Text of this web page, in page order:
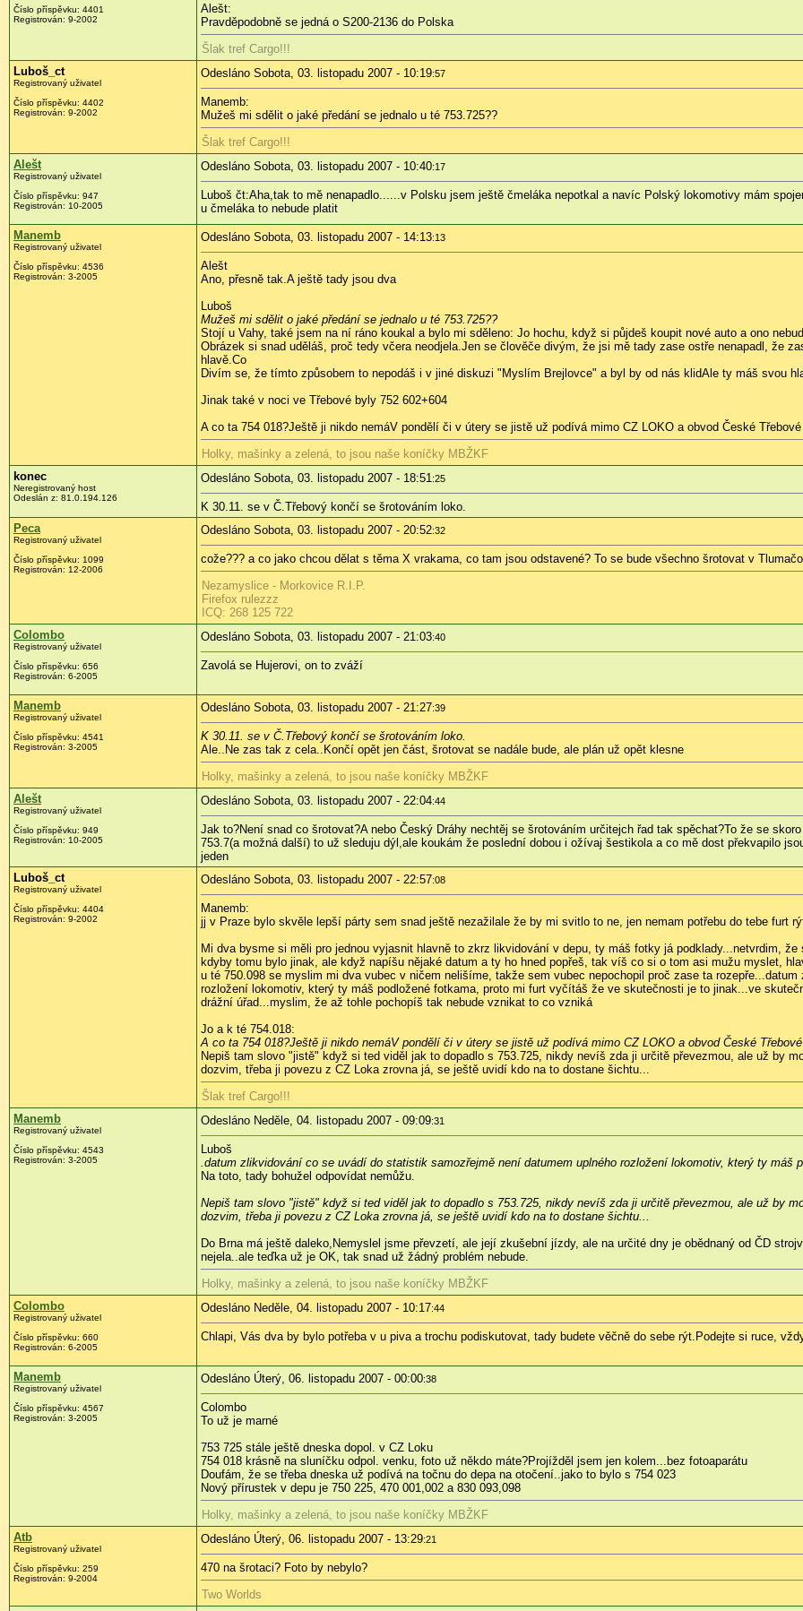
Číslo příspěvku: 4401
Registrován: 9-2002
Alešt:
Pravděpodobně se jedná o S200-2136 do Polska
Šlak tref Cargo!!!
Luboš_ct
Registrovaný uživatel
Číslo příspěvku: 4402
Registrován: 9-2002
Odesláno Sobota, 03. listopadu 2007 - 10:19:57
Manemb:
Mužeš mi sdělit o jaké předání se jednalo u té 753.725??
Šlak tref Cargo!!!
Alešt
Registrovaný uživatel
Číslo příspěvku: 947
Registrován: 10-2005
Odesláno Sobota, 03. listopadu 2007 - 10:40:17
Luboš čt:Aha,tak to mě nenapadlo......v Polsku jsem ještě čmeláka nepotkal a navíc Polský lokomotivy mám
u čmeláka to nebude platit
Manemb
Registrovaný uživatel
Číslo příspěvku: 4536
Registrován: 3-2005
Odesláno Sobota, 03. listopadu 2007 - 14:13:13
Alešt
Ano, přesně tak.A ještě tady jsou dva
Luboš
Mužeš mi sdělit o jaké předání se jednalo u té 753.725??
Stojí u Vahy, také jsem na ní ráno koukal a bylo mi sděleno: Jo hochu, když si půjdeš koupit nové auto a ono
Obrázek si snad uděláš, proč tedy včera neodjela.Jen se člověče divým, že jsi mě tady zase ostře nenapadl, že
hlavě.Co
Divím se, že tímto způsobem to nepodáš i v jiné diskuzi "Myslím Brejlovce" a byl by od nás klidAle ty máš svou
Jinak také v noci ve Třebové byly 752 602+604
A co ta 754 018?Ještě ji nikdo nemáV pondělí či v útery se jistě už podívá mimo CZ LOKO a obvod České Třebové
Holky, mašinky a zelená, to jsou naše koníčky MBŽKF
konec
Neregistrovaný host
Odeslán z: 81.0.194.126
Odesláno Sobota, 03. listopadu 2007 - 18:51 :25
K 30.11. se v Č.Třebový končí se šrotováním loko.
Peca
Registrovaný uživatel
Číslo příspěvku: 1099
Registrován: 12-2006
Odesláno Sobota, 03. listopadu 2007 - 20:52:32
cože??? a co jako chcou dělat s těma X vrakama, co tam jsou odstavené? To se bude všechno šrotovat v
Nezamyslice - Morkovice R.I.P.
Firefox rulezzz
ICQ: 268 125 722
Colombo
Registrovaný uživatel
Číslo příspěvku: 656
Registrován: 6-2005
Odesláno Sobota, 03. listopadu 2007 - 21:03:40
Zavolá se Hujerovi, on to zváží
Manemb
Registrovaný uživatel
Číslo příspěvku: 4541
Registrován: 3-2005
Odesláno Sobota, 03. listopadu 2007 - 21:27:39
K 30.11. se v Č.Třebový končí se šrotováním loko.
Ale..Ne zas tak z cela..Končí opět jen část, šrotovat se nadále bude, ale plán už opět klesne
Holky, mašinky a zelená, to jsou naše koníčky MBŽKF
Alešt
Registrovaný uživatel
Číslo příspěvku: 949
Registrován: 10-2005
Odesláno Sobota, 03. listopadu 2007 - 22:04:44
Jak to?Není snad co šrotovat?A nebo Český Dráhy nechtěj se šrotováním určitejch řad tak spěchat?To že se
753.7(a možná další) to už sleduju dýl,ale koukám že poslední dobou i ožívaj šestikola a co mě dost překvapilo
jeden
Luboš_ct
Registrovaný uživatel
Číslo příspěvku: 4404
Registrován: 9-2002
Odesláno Sobota, 03. listopadu 2007 - 22:57:08
Manemb:
jj v Praze bylo skvěle lepší párty sem snad ještě nezažil ale že by mi svitlo to ne, jen nemam potřebu do tebe furt
Mi dva bysme si měli pro jednou vyjasnit hlavně to zkrz likvidování v depu, ty máš fotky já podklady...netvrdim,
kdyby tomu bylo jinak, ale když napíšu nějaké datum a ty ho hned popřeš, tak víš co si o tom asi mužu myslet,
u té 750.098 se myslim mi dva vubec v ničem nelišíme, takže sem vubec nepochopil proč zase ta
rozložení lokomotiv, který ty máš podložené fotkama, proto mi furt vyčítáš že ve skutečnosti je to jinak...ve
drážní úřad...myslim, že až tohle pochopíš tak nebude vznikat to co vzniká
Jo a k té 754.018:
A co ta 754 018?Ještě ji nikdo nemáV pondělí či v útery se jistě už podívá mimo CZ LOKO a obvod České Třebové
Nepiš tam slovo "jistě" když si ted viděl jak to dopadlo s 753.725, nikdy nevíš zda ji určitě převezmou, ale už by
dozvim, třeba ji povezu z CZ Loka zrovna já, se ještě uvidí kdo na to dostane šichtu...
Šlak tref Cargo!!!
Manemb
Registrovaný uživatel
Číslo příspěvku: 4543
Registrován: 3-2005
Odesláno Neděle, 04. listopadu 2007 - 09:09:31
Luboš
.datum zlikvidování co se uvádí do statistik samozřejmě není datumem uplného rozložení lokomotiv, který ty
Na toto, tady bohužel odpovídat nemůžu.
Nepiš tam slovo "jistě" když si ted viděl jak to dopadlo s 753.725, nikdy nevíš zda ji určitě převezmou, ale už by
dozvim, třeba ji povezu z CZ Loka zrovna já, se ještě uvidí kdo na to dostane šichtu...
Do Brna má ještě daleko,Nemyslel jsme převzetí, ale její zkušební jízdy, ale na určité dny je obědnaný od ČD
nejela..ale teďka už je OK, tak snad už žádný problém nebude.
Holky, mašinky a zelená, to jsou naše koníčky MBŽKF
Colombo
Registrovaný uživatel
Číslo příspěvku: 660
Registrován: 6-2005
Odesláno Neděle, 04. listopadu 2007 - 10:17:44
Chlapi, Vás dva by bylo potřeba v u piva a trochu podiskutovat, tady budete věčně do sebe rýt.Podejte si ruce,
Manemb
Registrovaný uživatel
Číslo příspěvku: 4567
Registrován: 3-2005
Odesláno Úterý, 06. listopadu 2007 - 00:00:38
Colombo
To už je marné
753 725 stále ještě dneska dopol. v CZ Loku
754 018 krásně na sluníčku odpol. venku, foto už někdo máte?Projížděl jsem jen kolem...
bez fotoaparátu
Doufám, že se třeba dneska už podívá na točnu do depa na otočení..jako to bylo s 754 023
Nový přírustek v depu je 750 225, 470 001,002 a 830 093,098
Holky, mašinky a zelená, to jsou naše koníčky MBŽKF
Atb
Registrovaný uživatel
Číslo příspěvku: 259
Registrován: 9-2004
Odesláno Úterý, 06. listopadu 2007 - 13:29:21
470 na šrotaci? Foto by nebylo?
Two Worlds